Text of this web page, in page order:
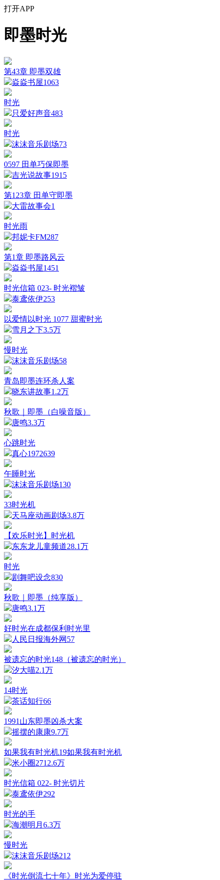
打开APP
即墨时光
第43章 即墨双雄
焱焱书屋1063
时光
只爱好声音483
时光
沫沫音乐剧场73
0597 田单巧保即墨
吉光说故事1915
第123章 田单守即墨
大雷故事会1
时光雨
邦妮卡FM287
第1章 即墨路风云
焱焱书屋1451
时光信箱 023- 时光褶皱
泰鸢依伊253
以爱情以时光 1077 甜蜜时光
雪月之下3.5万
慢时光
沫沫音乐剧场58
青岛即墨连环杀人案
晓东讲故事1.2万
秋歌｜即墨（白噪音版）
唐鸣3.3万
心跳时光
真心1972639
午睡时光
沫沫音乐剧场130
33时光机
天马座动画剧场3.8万
【欢乐时光】时光机
东东龙儿童频道28.1万
时光
剧舞吧设念830
秋歌｜即墨（纯享版）
唐鸣3.1万
好时光在成都保利时光里
人民日报海外网 57
被遗忘的时光148（被遗忘的时光）
汐大喵2.1万
14时光
茶话知行66
1991山东即墨凶杀大案
摇摆的康康9.7万
如果我有时光机19如果我有时光机
米小圈2712.6万
时光信箱 022- 时光切片
泰鸢依伊292
时光的手
海潮明月 6.3万
慢时光
沫沫音乐剧场212
《时光倒流七十年》时光为爱停驻